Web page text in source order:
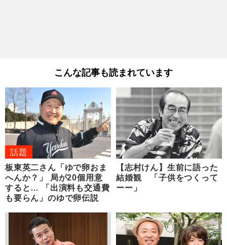
こんな記事も読まれています
話題
板東英二さん「ゆで卵おま
へんか？」 局が20個用意
すると… 「出演料も交通費
も要らん」のゆで卵伝説
【志村けん】生前に語った
結婚観 「子供をつくって
ーー」